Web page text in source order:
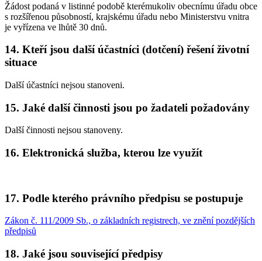
Žádost podaná v listinné podobě kterémukoliv obecnímu úřadu obce
s rozšířenou působností, krajskému úřadu nebo Ministerstvu vnitra
je vyřízena ve lhůtě 30 dnů.
14. Kteří jsou další účastníci (dotčení) řešení životní
situace
Další účastníci nejsou stanoveni.
15. Jaké další činnosti jsou po žadateli požadovány
Další činnosti nejsou stanoveny.
16. Elektronická služba, kterou lze využít
17. Podle kterého právního předpisu se postupuje
Zákon č. 111/2009 Sb., o základních registrech, ve znění pozdějších
předpisů
18. Jaké jsou související předpisy